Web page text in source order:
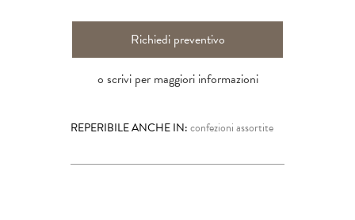
Richiedi preventivo
o scrivi per maggiori informazioni
REPERIBILE ANCHE IN:confezioni assortite